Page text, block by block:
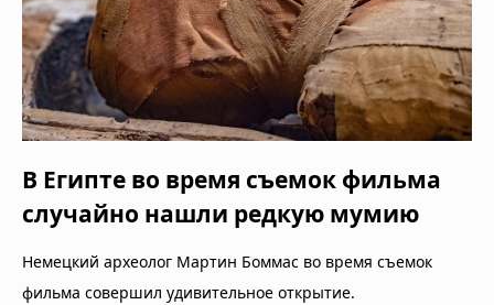
В Египте во время съемок фильма
случайно нашли редкую мумию
Немецкий археолог Мартин Боммас во время съемок
фильма совершил удивительное открытие.